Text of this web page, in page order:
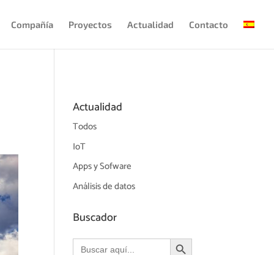
Compañía Proyectos Actualidad Contacto
Actualidad
Todos
IoT
Apps y Sofware
Análisis de datos
Buscador
Buscar: Botón de búsqueda